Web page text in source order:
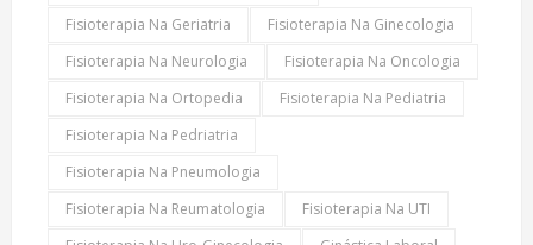
Fisioterapia Na Geriatria
Fisioterapia Na Ginecologia
Fisioterapia Na Neurologia
Fisioterapia Na Oncologia
Fisioterapia Na Ortopedia
Fisioterapia Na Pediatria
Fisioterapia Na Pedriatria
Fisioterapia Na Pneumologia
Fisioterapia Na Reumatologia
Fisioterapia Na UTI